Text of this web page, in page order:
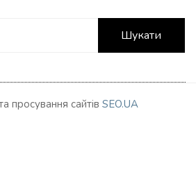
просування сайтів SEO.UA